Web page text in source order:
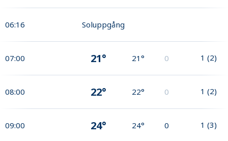
06:16 Soluppgång
07:00 21° 21° 0 1 (2)
08:00 22° 22° 0 1 (2)
09:00 24° 24° 0 1 (3)